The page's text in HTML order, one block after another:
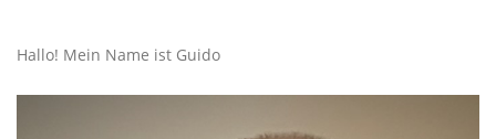
Hallo! Mein Name ist Guido